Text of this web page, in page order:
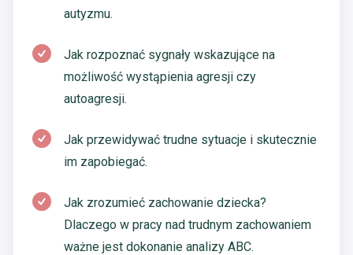
autyzmu.
Jak rozpoznać sygnały wskazujące na
możliwość wystąpienia agresji czy
autoagresji.
Jak przewidywać trudne sytuacje i skutecznie
im zapobiegać.
Jak zrozumieć zachowanie dziecka?
Dlaczego w pracy nad trudnym zachowaniem
ważne jest dokonanie analizy ABC.